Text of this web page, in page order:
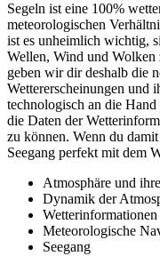
Segeln ist eine 100%
meteorologischen
ist es unheimlich wichtig,
Wellen, Wind und Wolken
geben wir dir deshalb die
Wettererscheinungen und
technologisch an die
die Daten der
zu können. Wenn du
Seegang perfekt mit dem
Atmosphäre und
Dynamik der
Meteorologische
Seegang